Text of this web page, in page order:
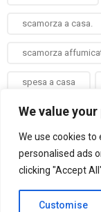
We value
We use cookies
personalised ads
clicking "Accept
Customise
scamorza a casa.
scamorza
spesa a casa
taralli
verdure a casa
zenzero a domicilio